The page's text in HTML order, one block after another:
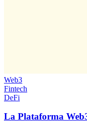
Web3
Fintech
DeFi
La Plataforma